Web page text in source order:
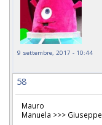
9 settembre, 2017 - 10:44
58
Mauro
Manuela >>> Giuseppe